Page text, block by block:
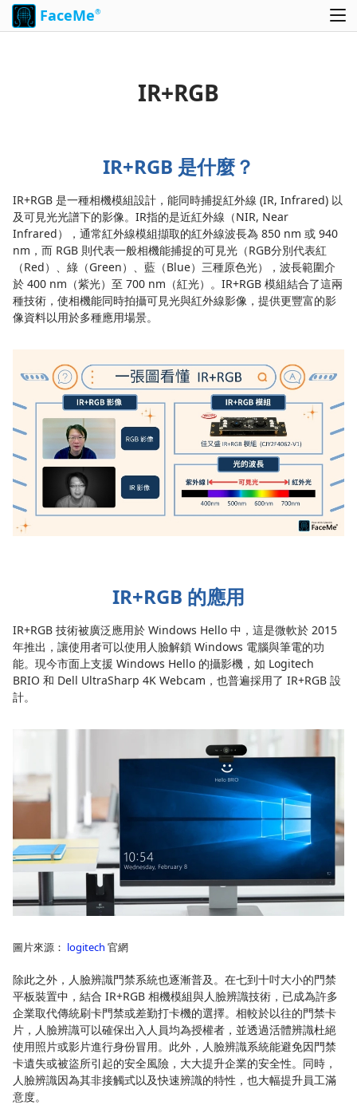
FaceMe®
IR+RGB
IR+RGB 是什麼？
IR+RGB 是一種相機模組設計，能同時捕捉紅外線 (IR, Infrared) 以
及可見光光譜下的影像。IR指的是近紅外線（NIR, Near
Infrared），通常紅外線模組擷取的紅外線波長為 850 nm 或 940
nm，而 RGB 則代表一般相機能捕捉的可見光（RGB分別代表紅
（Red）、綠（Green）、藍（Blue）三種原色光），波長範圍介
於 400 nm（紫光）至 700 nm（紅光）。IR+RGB 模組結合了這兩
種技術，使相機能同時拍攝可見光與紅外線影像，提供更豐富的影
像資料以用於多種應用場景。
IR+RGB 的應用
IR+RGB 技術被廣泛應用於 Windows Hello 中，這是微軟於 2015
年推出，讓使用者可以使用人臉解鎖 Windows 電腦與筆電的功
能。現今市面上支援 Windows Hello 的攝影機，如 Logitech
BRIO 和 Dell UltraSharp 4K Webcam，也普遍採用了 IR+RGB 設
計。
圖片來源： logitech 官網
除此之外，人臉辨識門禁系統也逐漸普及。在七到十吋大小的門禁
平板裝置中，結合 IR+RGB 相機模組與人臉辨識技術，已成為許多
企業取代傳統刷卡門禁或差勤打卡機的選擇。相較於以往的門禁卡
片，人臉辨識可以確保出入人員均為授權者，並透過活體辨識杜絕
使用照片或影片進行身份冒用。此外，人臉辨識系統能避免因門禁
卡遺失或被盜所引起的安全風險，大大提升企業的安全性。同時，
人臉辨識因為其非接觸式以及快速辨識的特性，也大幅提升員工滿
意度。